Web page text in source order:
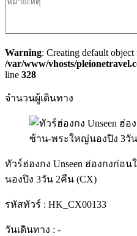
Warning: Creating default
/var/www/vhosts/
line 328
จำนวนผู้เดินทาง
ทัวร์ฮ่องกง Unseen ฮ่องกงก่อ
นองปิง 3วัน 2คืน (CX)
รหัสทัวร์ : HK_CX00133
วันเดินทาง : -